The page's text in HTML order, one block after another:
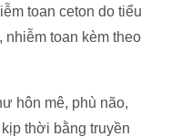
toan ceton do tiểu
toan kèm theo
hôn mê, phù não,
thời bằng truyền